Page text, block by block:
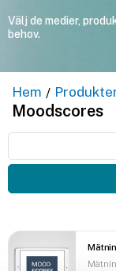
Välj de medier,
behov.
Moodscores
Hem /